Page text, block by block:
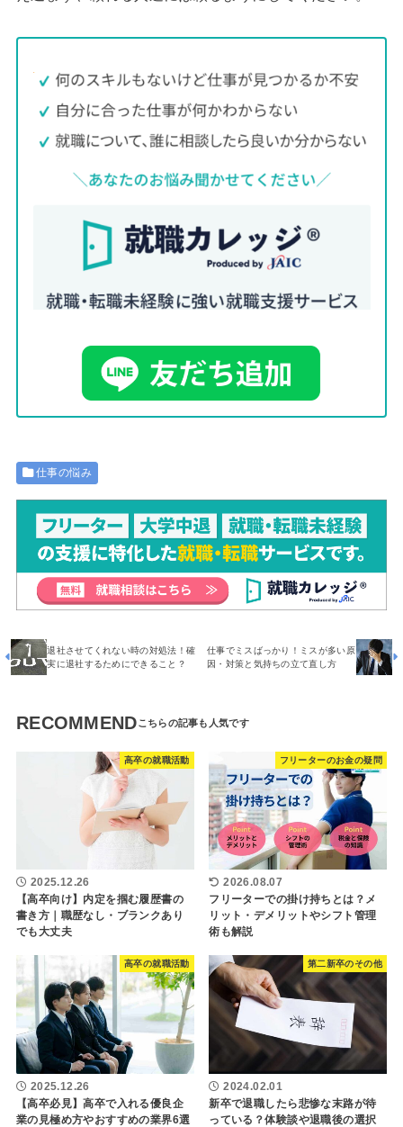
仕事の悩み
退社させてくれない時の対処法！確
実に退社するためにできること？
仕事でミスばっかり！ミスが多い原
因・対策と気持ちの立て直し方
RECOMMEND
高卒の就職活動
2025.12.26
【高卒向け】内定を掴む履歴書の
書き方｜職歴なし・ブランクあり
でも大丈夫
フリーターのお金の疑問
2026.08.07
フリーターでの掛け持ちとは？メ
リット・デメリットやシフト管理
術も解説
高卒の就職活動
2025.12.26
【高卒必見】高卒で入れる優良企
業の見極め方やおすすめの業界6選
第二新卒のその他
2024.02.01
新卒で退職したら悲惨な末路が待
っている？体験談や退職後の選択